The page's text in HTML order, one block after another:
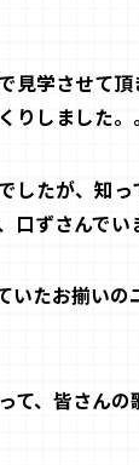
見学させて
りしました。。
したが、知
口ずさんでい
いたお揃いの
て、皆さん